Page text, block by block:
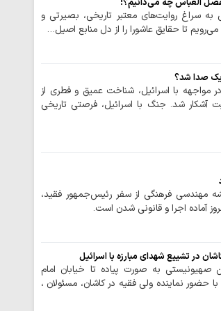
سراغ روایت‌های معتبر تاریخی، بصیرتی و
تا حقایق عاشورا را از دل منابع اصیل…
یک صدا شد؟
با اسرائیل، شناخت عمیق و فطری از
آشکار شد. جنگ با اسرائیل، فرصتی تاریخی
فرهنگی از سفر رئیس‌جمهور فقید،
در تشییع شهدای مبارزه با اسرائیل
به صورت پیاده تا خیابان امام
نماینده ولی فقیه در کاشان، مسئولان ،